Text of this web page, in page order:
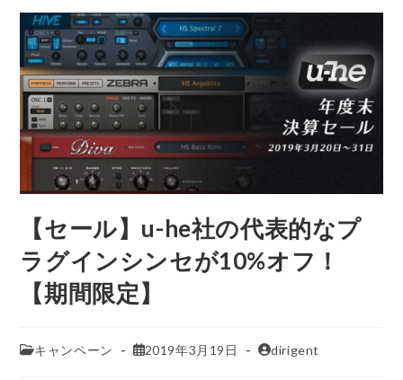
【セール】u-he社の代表的なプ
ラグインシンセが10%オフ！
【期間限定】
キャンペーン 2019年3月19日 dirigent